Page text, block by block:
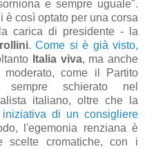
e sempre uguale".
è così optato per una corsa
carica di presidente - la
. Come si è già visto,
Italia viva, ma anche
come il Partito
sempre schierato nel
italiano, oltre che la
di un consigliere
l'egemonia renziana è
scelte cromatiche, con i